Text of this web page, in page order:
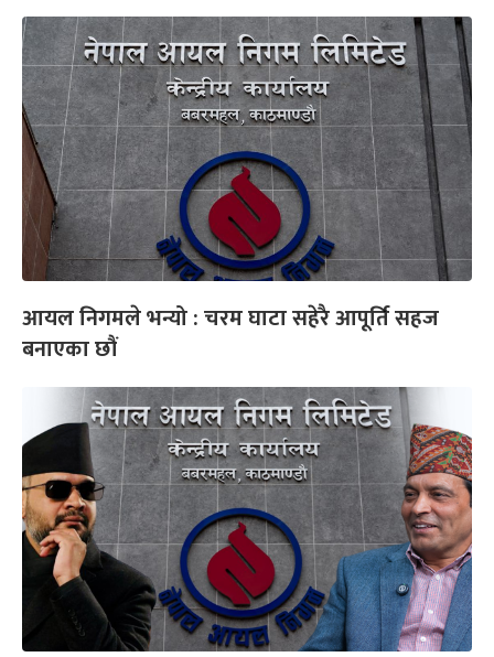
आयल निगमले भन्यो : चरम घाटा सहेरै आपूर्ति सहज
बनाएका छौं